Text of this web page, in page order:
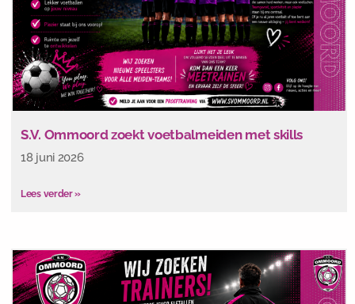
S.V. Ommoord zoekt voetbalmeiden met skills
18 juni 2026
Lees verder »